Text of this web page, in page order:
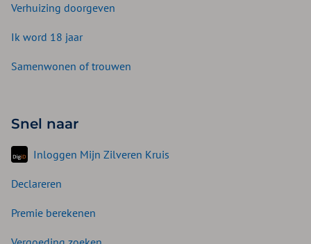
Verhuizing doorgeven
Ik word 18 jaar
Samenwonen of trouwen
Snel naar
Inloggen Mijn Zilveren Kruis
Declareren
Premie berekenen